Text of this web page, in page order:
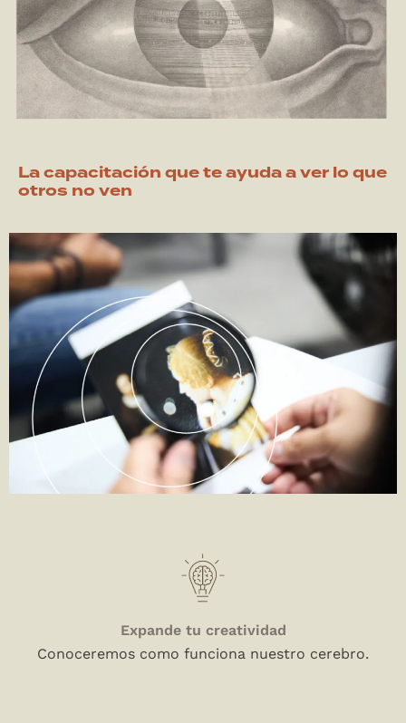
La capacitación que te ayuda a ver lo que
otros no ven
Expande tu creatividad
Conoceremos como funciona nuestro cerebro.